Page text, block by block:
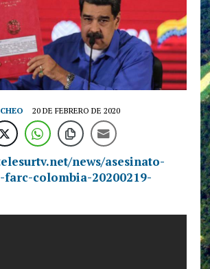
CHEO 20 DE FEBRERO DE 2020
news/asesinato-
colombia-20200219-